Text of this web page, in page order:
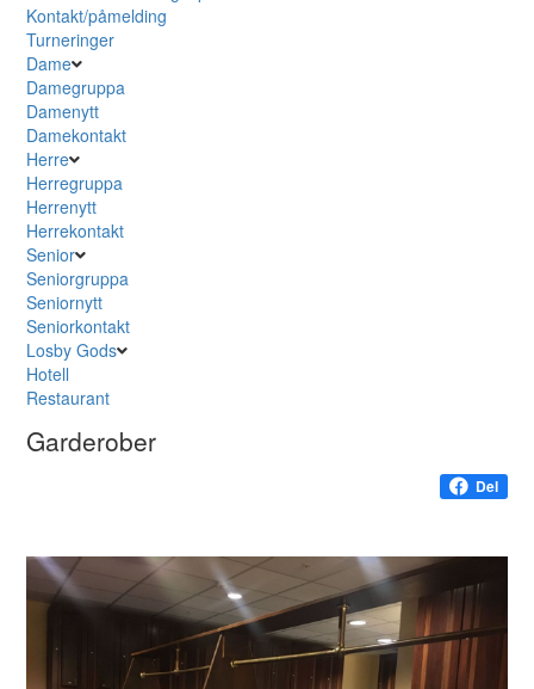
Kontakt/påmelding
Turneringer
Dame
Damegruppa
Damenytt
Damekontakt
Herre
Herregruppa
Herrenytt
Herrekontakt
Senior
Seniorgruppa
Seniornytt
Seniorkontakt
Losby Gods
Hotell
Restaurant
Garderober
Del